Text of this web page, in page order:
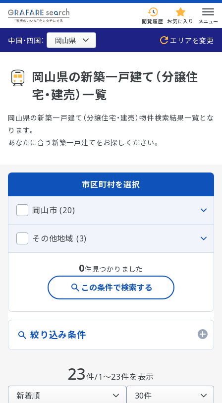
閲覧履歴 お気に入り メニュー
中国・四国： エリアを変更
岡山県の新築一戸建て（分譲住
宅・建売）一覧
岡山県の新築一戸建て（分譲住宅・建売）物件検索結果一覧とな
ります。
あなたに合う新築一戸建てをお探しください。
23件/1～23件を表示
市区町村を選択
岡山市 (20)
その他地域 (3)
0件見つかりました
この条件で検索する
絞り込み条件